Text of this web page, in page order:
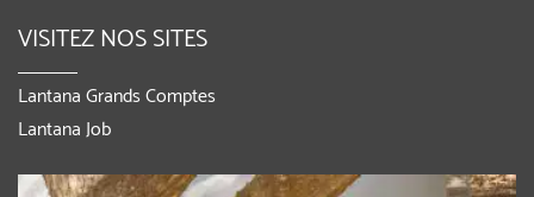
VISITEZ NOS SITES
Lantana Grands Comptes
Lantana Job